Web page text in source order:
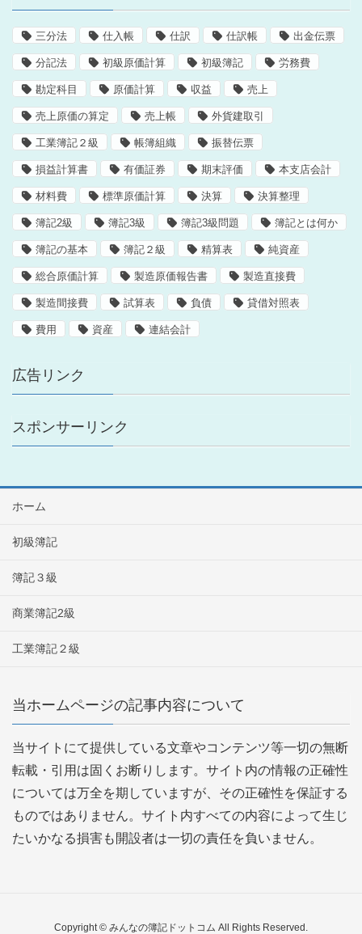
三分法 仕入帳 仕訳 仕訳帳 出金伝票
分記法 初級原価計算 初級簿記 労務費
勘定科目 原価計算 収益 売上
売上原価の算定 売上帳 外貨建取引
工業簿記２級 帳簿組織 振替伝票
損益計算書 有価証券 期末評価 本支店会計
材料費 標準原価計算 決算 決算整理
簿記2級 簿記3級 簿記3級問題 簿記とは何か
簿記の基本 簿記２級 精算表 純資産
総合原価計算 製造原価報告書 製造直接費
製造間接費 試算表 負債 貸借対照表
費用 資産 連結会計
広告リンク
スポンサーリンク
ホーム
初級簿記
簿記３級
商業簿記2級
工業簿記２級
当ホームページの記事内容について
当サイトにて提供している文章やコンテンツ等一切の無断
転載・引用は固くお断りします。サイト内の情報の正確性
については万全を期していますが、その正確性を保証する
ものではありません。サイト内すべての内容によって生じ
たいかなる損害も開設者は一切の責任を負いません。
Copyright © みんなの簿記ドットコム All Rights Reserved.